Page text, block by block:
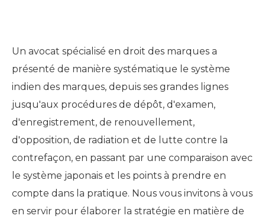
Un avocat spécialisé en droit des marques a
présenté de manière systématique le système
indien des marques, depuis ses grandes lignes
jusqu'aux procédures de dépôt, d'examen,
d'enregistrement, de renouvellement,
d'opposition, de radiation et de lutte contre la
contrefaçon, en passant par une comparaison avec
le système japonais et les points à prendre en
compte dans la pratique. Nous vous invitons à vous
en servir pour élaborer la stratégie en matière de